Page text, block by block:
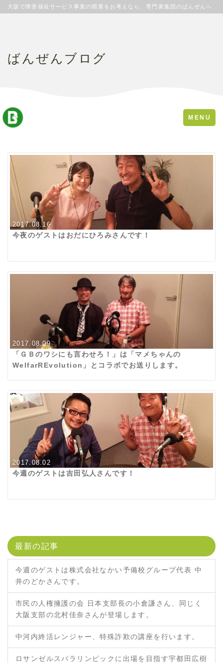
大阪で障害福祉サービス事業の開業をお考えなら、専門家集団のばんぜんへ
ばんぜんブログ
Toggle
navigation
MENU
2017.08.16
今夜のゲストはおだにひろみさんです！
2017.08.09
「ＧＢのワシにも言わせろ！」は「マメちゃんの
WelfarREvolution」とコラボでお送りします。
2017.08.02
今週のゲストは吉田弘人さんです！
最新の記事
今週のゲストは株式会社なかい予備校グループ代表 中
井のどかさんです。
市民の人権擁護の会 日本支部長の小倉謙さん、同じく
大阪支部の北村佳奈さんが登場します。
中河内終活レンジャー、特殊詐欺の講座を行います。
ロサンゼルスパラリンピックに出場を目指す宇都田広樹